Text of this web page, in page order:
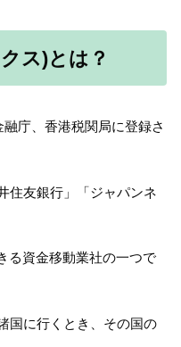
ス)とは？
庁、香港税関局に登録さ
住友銀行」「ジャパンネ
る資金移動業社の一つで
国に行くとき、その国の